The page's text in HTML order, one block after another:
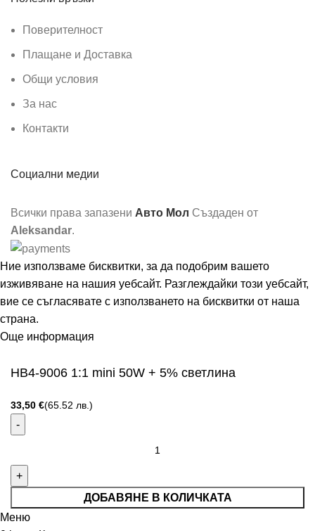
Поверителност
Плащане и Доставка
Общи условия
За нас
Контакти
Социални медии
Всички права запазени Авто Мол Създаден от
Aleksandar.
Ние използваме бисквитки, за да подобрим вашето
изживяване на нашия уебсайт. Разглеждайки този уебсайт,
вие се съгласявате с използването на бисквитки от наша
страна.
Още информация
НВ4-9006 1:1 mini 50W + 5% светлина
ДОБАВЯНЕ В КОЛИЧКАТА
Меню